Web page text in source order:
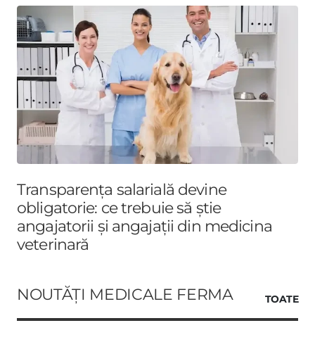
Transparența salarială devine
obligatorie: ce trebuie să știe
angajatorii și angajații din medicina
veterinară
NOUTĂȚI MEDICALE FERMA TOATE